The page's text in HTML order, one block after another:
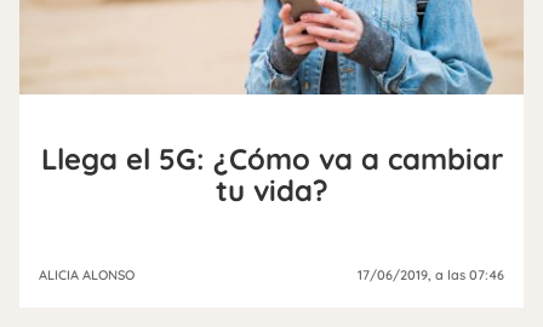
Llega el 5G: ¿Cómo va a cambiar
tu vida?
ALICIA ALONSO 17/06/2019 , a las 07:46